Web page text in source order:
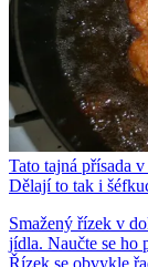
Tato tajná přísada
Dělají to tak i
Smažený řízek v
jídla. Naučte se ho
Řízek se obvykle